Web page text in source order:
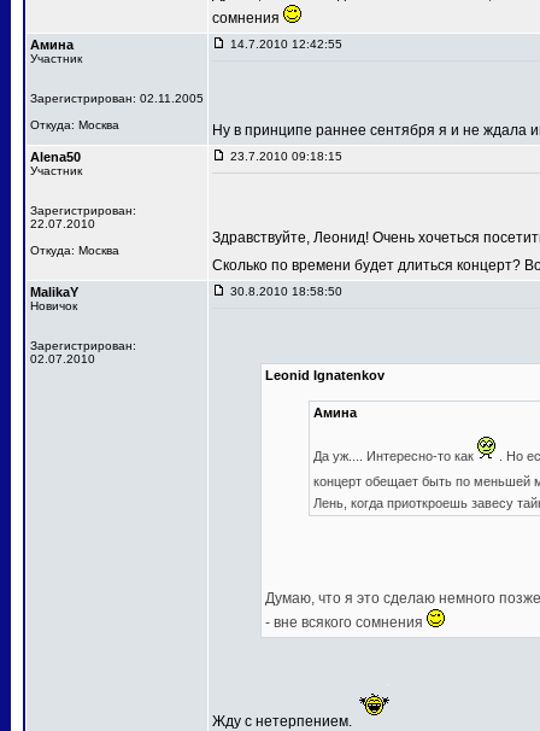
сомнения
Амина
Участник
Зарегистрирован: 02.11.2005
Откуда: Москва
14.7.2010 12:42:55
Ну в принципе раннее сентября я и не
Alena50
Участник
Зарегистрирован:
22.07.2010
Откуда: Москва
23.7.2010 09:18:15
Здравствуйте, Леонид! Очень хочеться
Сколько по времени будет длиться концерт?
MalikaY
Новичок
Зарегистрирован:
02.07.2010
30.8.2010 18:58:50
Leonid Ignatenkov
Амина
Да уж.... Интересно-то как
. Но
концерт обещает быть по меньшей
Лень, когда приоткроешь завесу
Думаю, что я это сделаю немного
- вне всякого сомнения
Жду с нетерпением.